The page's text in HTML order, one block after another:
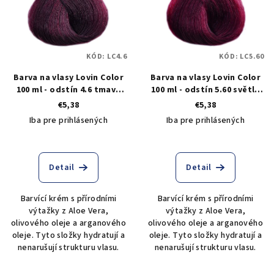
Barva na vlasy Lovin Color
100 ml - odstín 4.6 tmavá
červená
€5,38
Iba pre prihlásených
Detail
Barvící krém s přírodními
výtažky z Aloe Vera,
olivového oleje a arganového
oleje. Tyto složky hydratují a
nenarušují strukturu vlasu.
KÓD: LC4.6
Barva na vlasy Lovin Color
100 ml - odstín 5.60 světlá
červeno-hnědá
€5,38
Iba pre prihlásených
Detail
Barvící krém s přírodními
výtažky z Aloe Vera,
olivového oleje a arganového
oleje. Tyto složky hydratují a
nenarušují strukturu vlasu.
KÓD: LC5.60